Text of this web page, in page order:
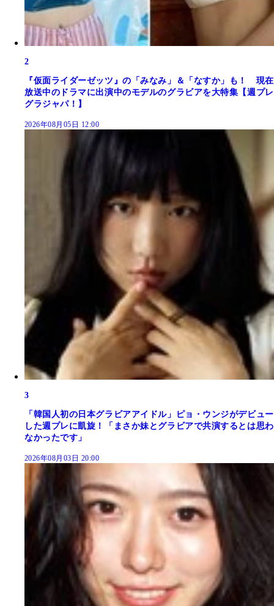
2
『仮面ライダーゼッツ』の「みなみ」＆「なすか」も！ 現在
放送中のドラマに出演中のモデルのグラビアを大特集【週プレ
グラジャパ！】
2026年08月05日 12:00
3
「韓国人初の日本グラビアアイドル」ピョ・ウンジがデビュー
した週プレに凱旋！「まさか妹とグラビアで共演するとは思わ
なかったです」
2026年08月03日 20:00